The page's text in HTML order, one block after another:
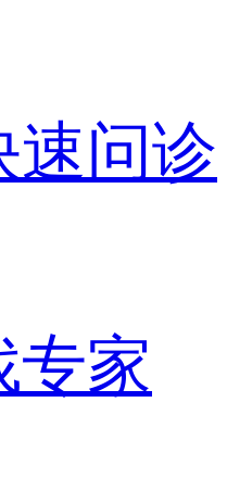
速问诊
专家